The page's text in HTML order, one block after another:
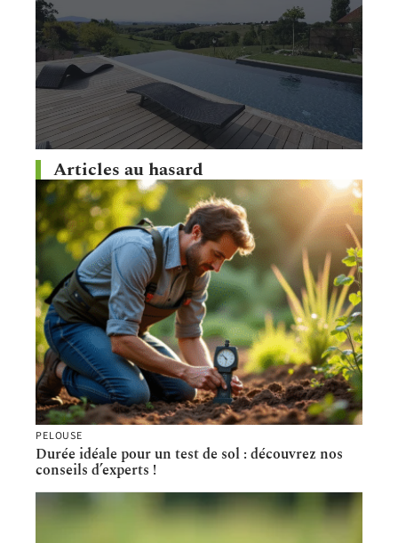
Articles au hasard
PELOUSE
Durée idéale pour un test de sol : découvrez nos
conseils d’experts !